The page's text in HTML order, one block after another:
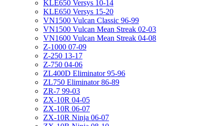
KLE650 Versys 10-14
KLE650 Versys 15-20
VN1500 Vulcan Classic 96-99
VN1500 Vulcan Mean Streak 02-03
VN1600 Vulcan Mean Streak 04-08
Z-1000 07-09
Z-250 13-17
Z-750 04-06
ZL400D Eliminator 95-96
ZL750 Eliminator 86-89
ZR-7 99-03
ZX-10R 04-05
ZX-10R 06-07
ZX-10R Ninja 06-07